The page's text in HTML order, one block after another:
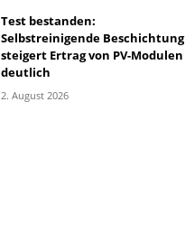
Test bestanden:
Selbstreinigende Beschichtung
steigert Ertrag von PV-Modulen
deutlich
2. August 2026